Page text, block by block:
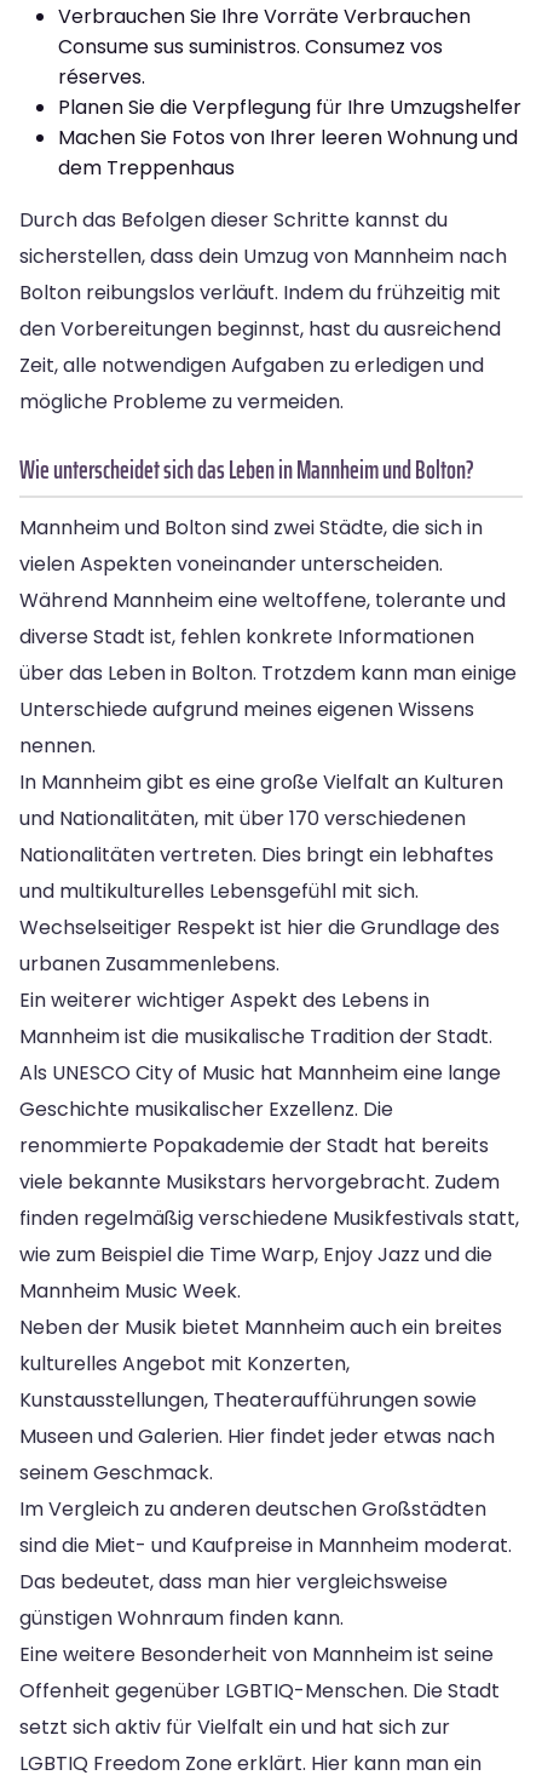
Verbrauchen Sie Ihre Vorräte Verbrauchen
Consume sus suministros. Consumez vos
réserves.
Planen Sie die Verpflegung für Ihre Umzugshelfer
Machen Sie Fotos von Ihrer leeren Wohnung und
dem Treppenhaus
Durch das Befolgen dieser Schritte kannst du
sicherstellen, dass dein Umzug von Mannheim nach
Bolton reibungslos verläuft. Indem du frühzeitig mit
den Vorbereitungen beginnst, hast du ausreichend
Zeit, alle notwendigen Aufgaben zu erledigen und
mögliche Probleme zu vermeiden.
Wie unterscheidet sich das Leben in Mannheim und Bolton?
Mannheim und Bolton sind zwei Städte, die sich in
vielen Aspekten voneinander unterscheiden.
Während Mannheim eine weltoffene, tolerante und
diverse Stadt ist, fehlen konkrete Informationen
über das Leben in Bolton. Trotzdem kann man einige
Unterschiede aufgrund meines eigenen Wissens
nennen.
In Mannheim gibt es eine große Vielfalt an Kulturen
und Nationalitäten, mit über 170 verschiedenen
Nationalitäten vertreten. Dies bringt ein lebhaftes
und multikulturelles Lebensgefühl mit sich.
Wechselseitiger Respekt ist hier die Grundlage des
urbanen Zusammenlebens.
Ein weiterer wichtiger Aspekt des Lebens in
Mannheim ist die musikalische Tradition der Stadt.
Als UNESCO City of Music hat Mannheim eine lange
Geschichte musikalischer Exzellenz. Die
renommierte Popakademie der Stadt hat bereits
viele bekannte Musikstars hervorgebracht. Zudem
finden regelmäßig verschiedene Musikfestivals statt,
wie zum Beispiel die Time Warp, Enjoy Jazz und die
Mannheim Music Week.
Neben der Musik bietet Mannheim auch ein breites
kulturelles Angebot mit Konzerten,
Kunstausstellungen, Theateraufführungen sowie
Museen und Galerien. Hier findet jeder etwas nach
seinem Geschmack.
Im Vergleich zu anderen deutschen Großstädten
sind die Miet- und Kaufpreise in Mannheim moderat.
Das bedeutet, dass man hier vergleichsweise
günstigen Wohnraum finden kann.
Eine weitere Besonderheit von Mannheim ist seine
Offenheit gegenüber LGBTIQ-Menschen. Die Stadt
setzt sich aktiv für Vielfalt ein und hat sich zur
LGBTIQ Freedom Zone erklärt. Hier kann man ein